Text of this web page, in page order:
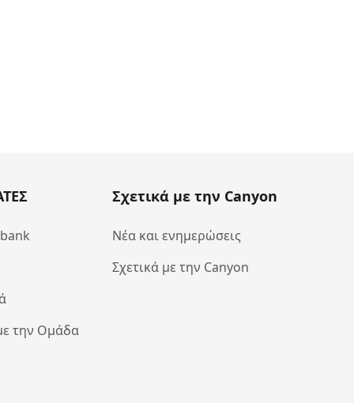
την Ομάδα
Σχετικά με την Canyon
Νέα και ενημερώσεις
Σχετικά με την Canyon